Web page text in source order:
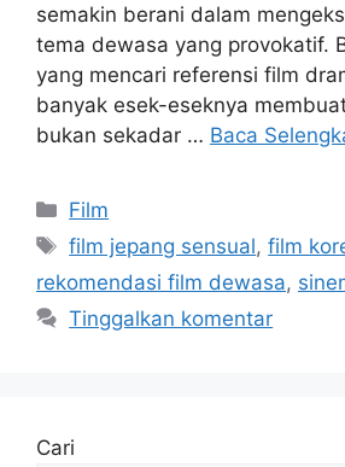
semakin berani dalam
tema dewasa yang provokatif.
yang mencari referensi film
banyak esek-eseknya
bukan sekadar … Baca
Kategori
Film
Tag
film jepang sensual,film
rekomendasi film dewasa,
Tinggalkan komentar
Cari